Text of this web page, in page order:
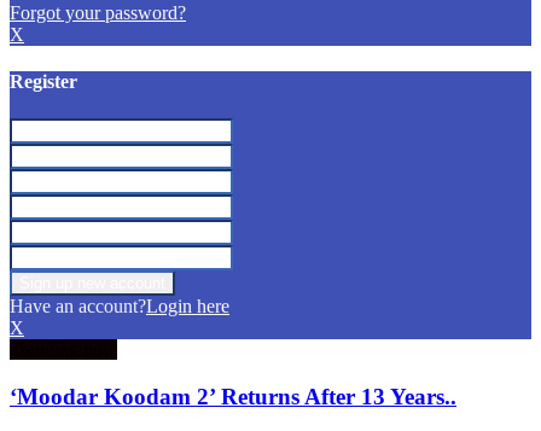
Forgot your password?
X
Register
Have an account?Login here
X
‘Moodar Koodam 2’ Returns After 13 Years..